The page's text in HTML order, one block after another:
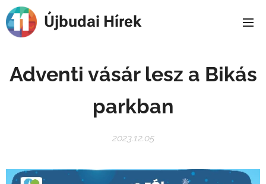
Újbudai Hírek
Adventi vásár lesz a Bikás
parkban
2023.12.05